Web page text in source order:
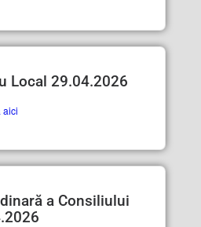
Local 29.04.2026
aici
a Consiliului